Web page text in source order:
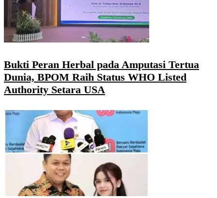
Bukti Peran Herbal pada Amputasi Tertua
Dunia, BPOM Raih Status WHO Listed
Authority Setara USA